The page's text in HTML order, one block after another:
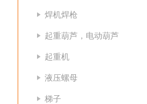
焊机焊枪
起重葫芦，电动葫芦
起重机
液压螺母
梯子